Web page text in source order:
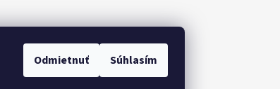
Odmietnuť Súhlasím